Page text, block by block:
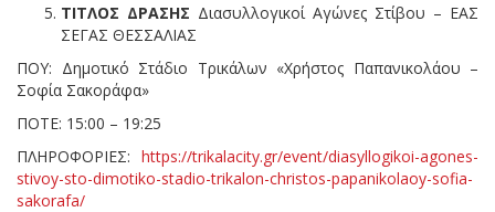
ΤΙΤΛΟΣ ΔΡΑΣΗΣ Διασυλλογικοί Αγώνες Στίβου – ΕΑΣ
ΣΕΓΑΣ ΘΕΣΣΑΛΙΑΣ
ΠΟΥ: Δημοτικό Στάδιο Τρικάλων «Χρήστος Παπανικολάου –
Σοφία Σακοράφα»
ΠΟΤΕ: 15:00 – 19:25
ΠΛΗΡΟΦΟΡΙΕΣ: https://trikalacity.gr/event/diasyllogikoi-agones-
stivoy-sto-dimotiko-stadio-trikalon-christos-papanikolaoy-sofia-
sakorafa/